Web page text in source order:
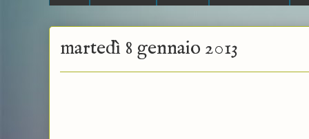
martedì 8 gennaio 2013